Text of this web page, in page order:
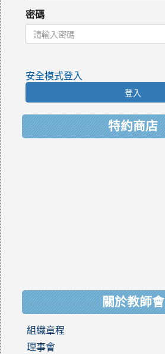
密碼
安全模式登入
登入
特約商店
關於教師會
組織章程
理事會